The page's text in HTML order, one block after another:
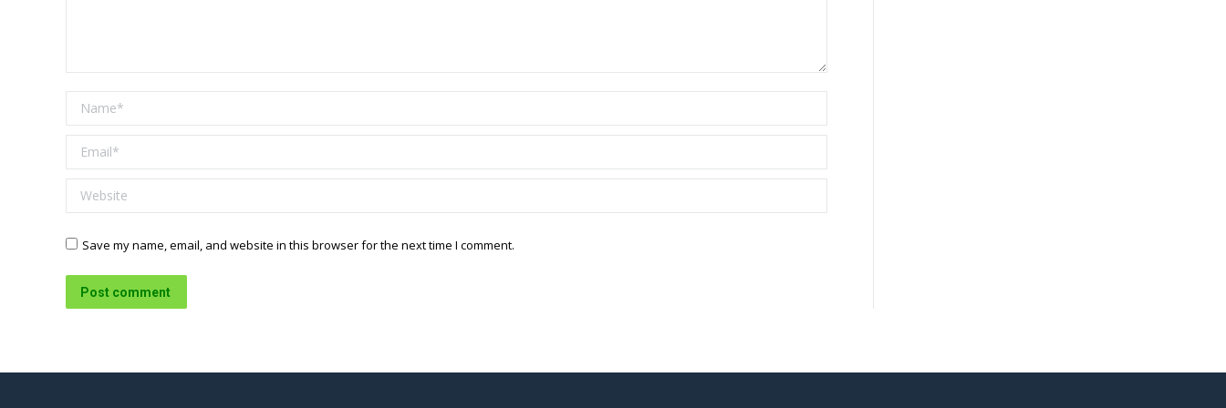
Name *
Email *
Website
Save my name, email, and website in this browser for the next time I comment.
Post comment